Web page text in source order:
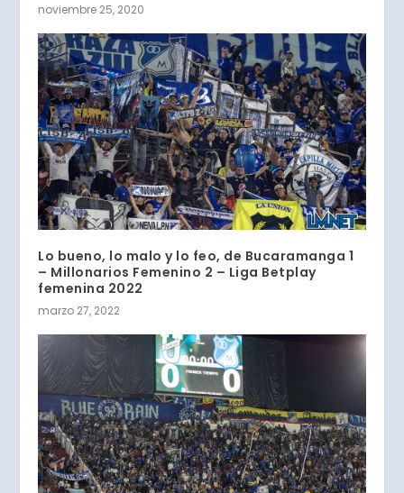
noviembre 25, 2020
Lo bueno, lo malo y lo feo, de Bucaramanga 1
– Millonarios Femenino 2 – Liga Betplay
femenina 2022
marzo 27, 2022